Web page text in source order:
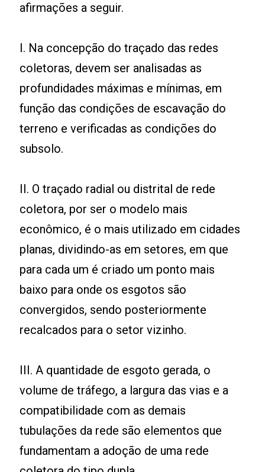
afirmações a seguir.
I. Na concepção do traçado das redes
coletoras, devem ser analisadas as
profundidades máximas e mínimas, em
função das condições de escavação do
terreno e verificadas as condições do
subsolo.
II. O traçado radial ou distrital de rede
coletora, por ser o modelo mais
econômico, é o mais utilizado em cidades
planas, dividindo-as em setores, em que
para cada um é criado um ponto mais
baixo para onde os esgotos são
convergidos, sendo posteriormente
recalcados para o setor vizinho.
III. A quantidade de esgoto gerada, o
volume de tráfego, a largura das vias e a
compatibilidade com as demais
tubulações da rede são elementos que
fundamentam a adoção de uma rede